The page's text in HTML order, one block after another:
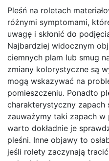
Pleśń na roletach
różnymi symptomami,
uwagę i skłonić do
Najbardziej widocznym
ciemnych plam lub smug
zmiany kolorystyczne są
mogą wskazywać na
pomieszczeniu. Ponadto
charakterystyczny zapach
zauważymy taki zapach
warto dokładnie je
pleśni. Inne objawy to
jeśli rolety zaczynają